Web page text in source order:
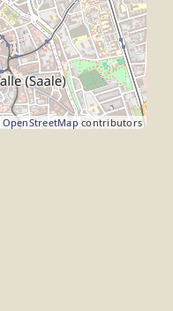
OpenStreetMap contributors